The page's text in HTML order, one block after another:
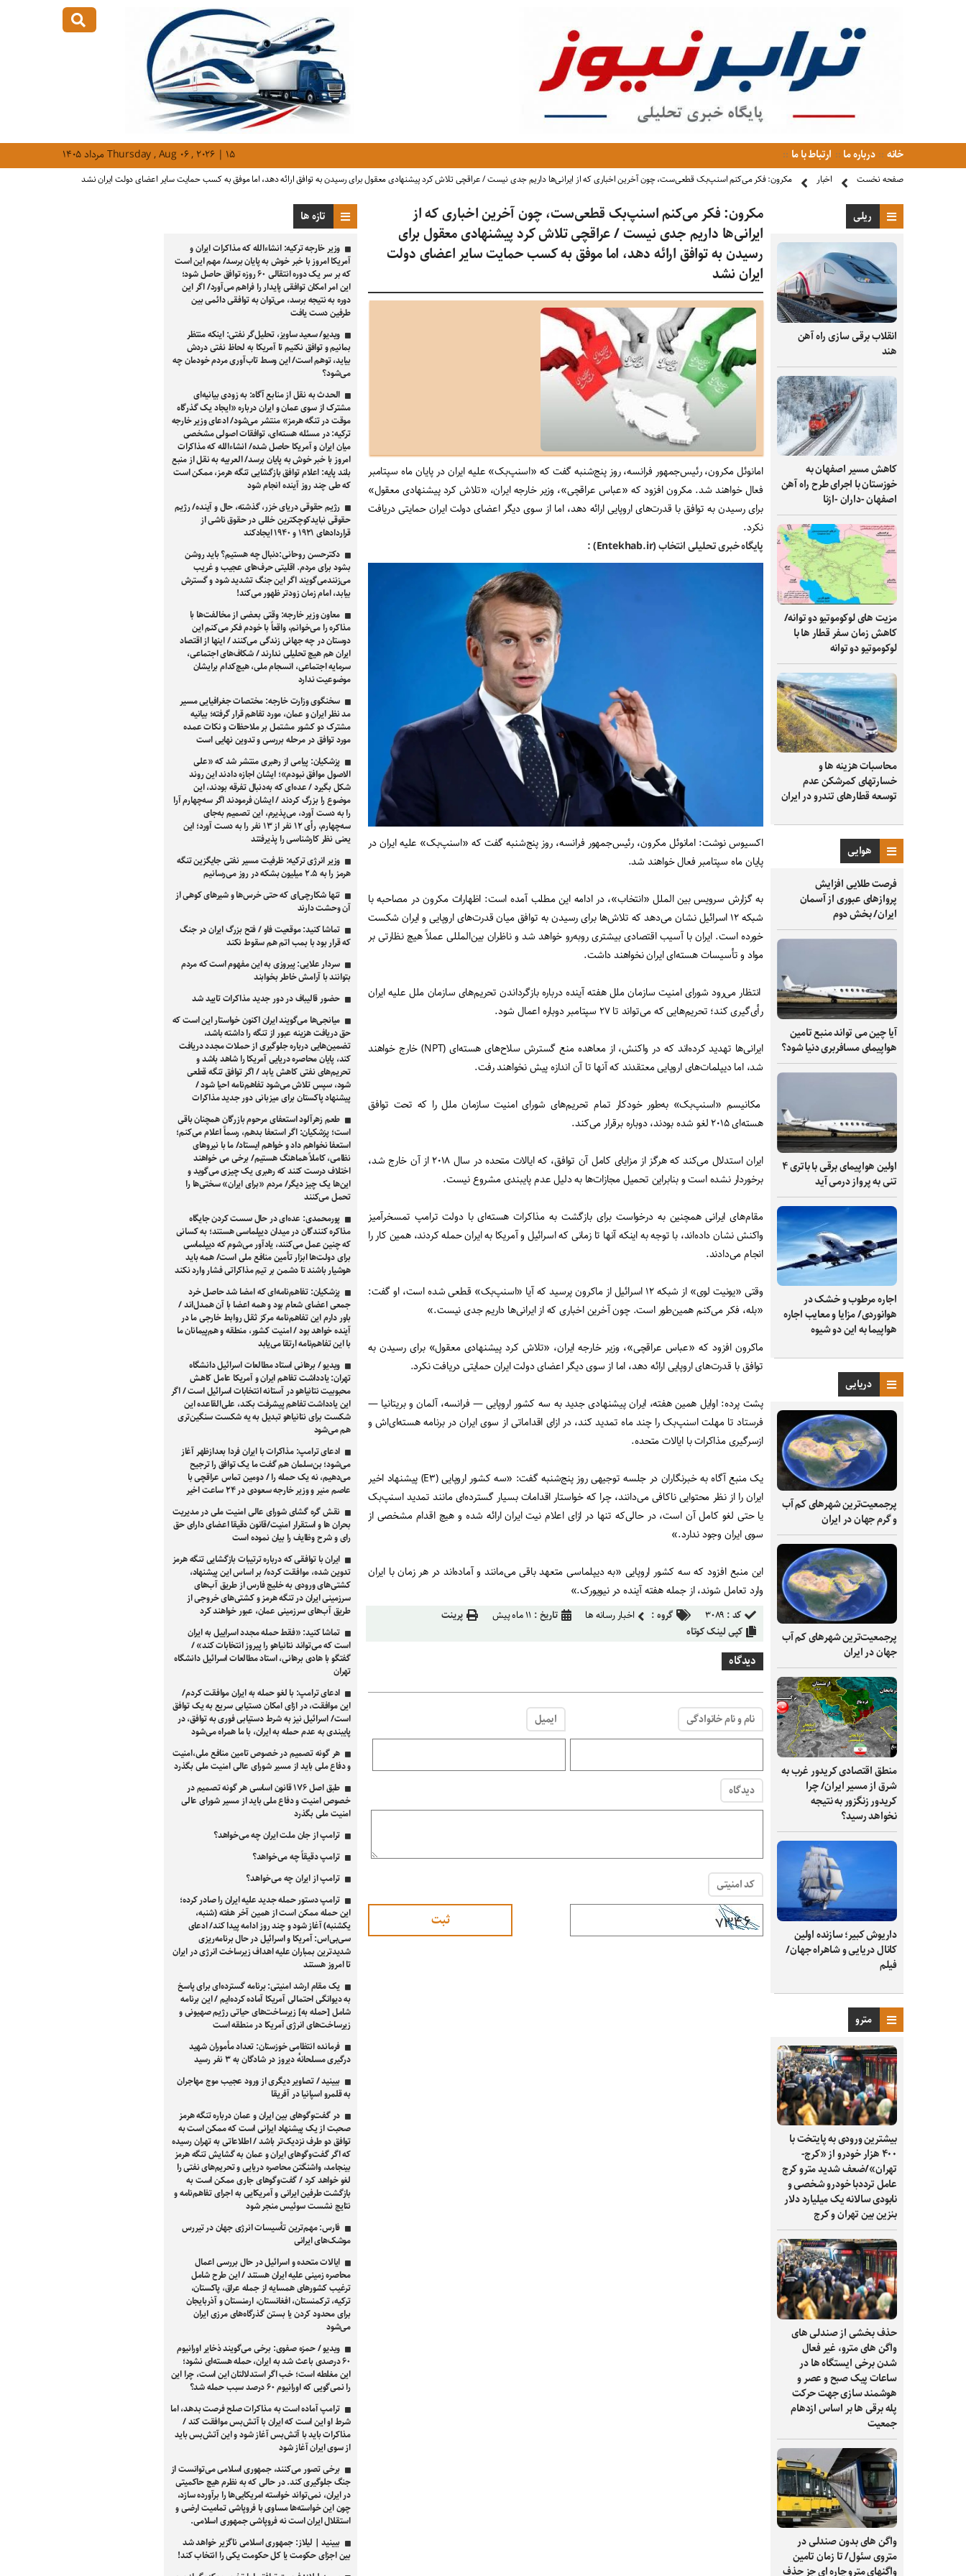
خانه درباره ما ارتباط با ما Thursday , Aug ۰۶ , ۲۰۲۶ | ۱۵ مرداد ۱۴۰۵
صفحه نخست اخبار مکرون: فکر می‌کنم اسنپ‌بک قطعی‌ست، چون آخرین اخباری که از ایرانی‌ها داریم جدی نیست / عراقچی تلاش کرد پیشنهادی معقول برای رسیدن به توافق ارائه دهد، اما موفق به کسب حمایت سایر اعضای دولت ایران نشد
ریلی
انقلاب برقی‌ سازی راه‌ آهن
هند
کاهش مسیر اصفهان به
خوزستان با اجرای طرح راه آهن
اصفهان -داران -ازنا
مزیت های لوکوموتیو دو توانه/
کاهش زمان سفر قطار ها با
لوکوموتیو دو توانه
محاسبات هزینه ها و
خسارتهای کمرشکن عدم
توسعه قطارهای تندرو در ایران
هوایی
فرصت طلایی افزایش
پروازهای عبوری از آسمان
ایران/ بخش دوم
آیا چین می تواند منبع تامین
هواپیمای مسافربری دنیا شود؟
اولین هواپیمای برقی با باتری ۴
تنی به پرواز درمی آید
اجاره مرطوب و خشک در
هوانوردی/ مزایا و معایب اجاره
هواپیما به این دو شیوه
دریایی
پرجمعیت‌ترین شهرهای کم آب
و گرم جهان در ایران
پرجمعیت‌ترین شهرهای کم آب
جهان در ایران
منطق اقتصادی کریدور غرب به
شرق از مسیر ایران/ چرا
کریدور زنگزور به نتیجه
نخواهد رسید؟
داریوش کبیر؛ سازنده اولین
کانال دریایی و شاهراه جهان/
فیلم
مترو
بیشترین ورودی به پایتخت با
۴۰۰ هزار خودرو از «کرج-
تهران»/ضعف شدید مترو کرج
عامل ترددبا خودرو شخصی و
نابودی سالانه یک میلیارد دلار
بنزین بین تهران و کرج
حذف بخشی از صندلی های
واگن های مترو، غیر فعال
شدن برخی ایستگاه ها در
ساعات پیک صبح و عصر و
هوشمند سازی جهت حرکت
پله برقی ها بر اساس ازدهام
جمعیت
واگن های بدون صندلی در
متروی سئول/ تا زمان تامین
واگنهای مترو چاره ای جز حذف
مکرون: فکر می‌کنم اسنپ‌بک قطعی‌ست، چون آخرین اخباری که از
ایرانی‌ها داریم جدی نیست / عراقچی تلاش کرد پیشنهادی معقول برای
رسیدن به توافق ارائه دهد، اما موفق به کسب حمایت سایر اعضای دولت
ایران نشد
امانوئل مکرون، رئیس‌جمهور فرانسه، روز پنج‌شنبه گفت که «اسنپ‌بک» علیه ایران در پایان ماه سپتامبر
فعال خواهند شد. مکرون افزود که «عباس عراقچی»، وزیر خارجه ایران، «تلاش کرد پیشنهادی معقول»
برای رسیدن به توافق با قدرت‌های اروپایی ارائه دهد، اما از سوی دیگر اعضای دولت ایران حمایتی دریافت
نکرد.
پایگاه خبری تحلیلی انتخاب (Entekhab.ir) :
اکسیوس نوشت: امانوئل مکرون، رئیس‌جمهور فرانسه، روز پنج‌شنبه گفت که «اسنپ‌بک» علیه ایران در
پایان ماه سپتامبر فعال خواهند شد.
به گزارش سرویس بین الملل «انتخاب»، در ادامه این مطلب آمده است: اظهارات مکرون در مصاحبه با
شبکه ۱۲ اسرائیل نشان می‌دهد که تلاش‌ها برای رسیدن به توافق میان قدرت‌های اروپایی و ایران شکست
خورده است. ایران با آسیب اقتصادی بیشتری روبه‌رو خواهد شد و ناظران بین‌المللی عملاً هیچ نظارتی بر
مواد و تأسیسات هسته‌ای ایران نخواهند داشت.
انتظار می‌رود شورای امنیت سازمان ملل هفته آینده درباره بازگرداندن تحریم‌های سازمان ملل علیه ایران
رأی‌گیری کند؛ تحریم‌هایی که می‌تواند تا ۲۷ سپتامبر دوباره اعمال شود.
ایرانی‌ها تهدید کرده‌اند که در واکنش، از معاهده منع گسترش سلاح‌های هسته‌ای (NPT) خارج خواهند
شد، اما دیپلمات‌های اروپایی معتقدند که آنها تا آن اندازه پیش نخواهند رفت.
مکانیسم «اسنپ‌بک» به‌طور خودکار تمام تحریم‌های شورای امنیت سازمان ملل را که تحت توافق
هسته‌ای ۲۰۱۵ لغو شده بودند، دوباره برقرار می‌کند.
ایران استدلال می‌کند که هرگز از مزایای کامل آن توافق، که ایالات متحده در سال ۲۰۱۸ از آن خارج شد،
برخوردار نشده است و بنابراین تحمیل مجازات‌ها به دلیل عدم پایبندی مشروع نیست.
مقام‌های ایرانی همچنین به درخواست برای بازگشت به مذاکرات هسته‌ای با دولت ترامپ تمسخرآمیز
واکنش نشان داده‌اند، با توجه به اینکه آنها تا زمانی که اسرائیل و آمریکا به ایران حمله کردند، همین کار را
انجام می‌دادند.
وقتی «یونیت لوی» از شبکه ۱۲ اسرائیل از ماکرون پرسید که آیا «اسنپ‌بک» قطعی شده است، او گفت:
«بله، فکر می‌کنم همین‌طور است. چون آخرین اخباری که از ایرانی‌ها داریم جدی نیست.»
ماکرون افزود که «عباس عراقچی»، وزیر خارجه ایران، «تلاش کرد پیشنهادی معقول» برای رسیدن به
توافق با قدرت‌های اروپایی ارائه دهد، اما از سوی دیگر اعضای دولت ایران حمایتی دریافت نکرد.
پشت پرده: اوایل همین هفته، ایران پیشنهادی جدید به سه کشور اروپایی — فرانسه، آلمان و بریتانیا —
فرستاد تا مهلت اسنپ‌بک را چند ماه تمدید کند، در ازای اقداماتی از سوی ایران در برنامه هسته‌ای‌اش و
ازسرگیری مذاکرات با ایالات متحده.
یک منبع آگاه به خبرنگاران در جلسه توجیهی روز پنج‌شنبه گفت: «سه کشور اروپایی (E۳) پیشنهاد اخیر
ایران را از نظر محتوایی ناکافی می‌دانند، چرا که خواستار اقدامات بسیار گسترده‌ای مانند تمدید اسنپ‌بک
یا حتی لغو کامل آن است، در حالی‌که تنها در ازای اعلام نیت ایران ارائه شده و هیچ اقدام مشخصی از
سوی ایران وجود ندارد.»
این منبع افزود که سه کشور اروپایی «به دیپلماسی متعهد باقی می‌مانند و آماده‌اند در هر زمان با ایران
وارد تعامل شوند، از جمله هفته آینده در نیویورک.»
کد : ۳۰۸۹ گروه : اخبار رسانه ها تاریخ : ۱۱ ماه پیش
پرینت
کپی لینک کوتاه
دیدگاه
نام و نام خانوادگی ایمیل
دیدگاه
کد امنیتی
تازه ها
وزیر خارجه ترکیه: انشاءالله که مذاکرات ایران و
آمریکا امروز با خبر خوش به پایان برسد/ مهم این است
که بر سر یک دوره انتقالی ۶۰ روزه توافق حاصل شود؛
این امر امکان توافقی پایدار را فراهم می‌آورد/ اگر این
دوره به نتیجه برسد، می‌توان به توافقی دائمی بین
طرفین دست یافت
ویدیو/ سعید ساویز، تحلیل‌گر نفتی: اینکه منتظر
بمانیم و توافق نکنیم تا آمریکا به لحاظ نفتی دردش
بیاید، توهم است/ این وسط تاب‌آوری مردم خودمان چه
می‌شود؟
الحدث به نقل از منابع آگاه: به زودی بیانیه‌ای
مشترک از سوی عمان و ایران درباره «ایجاد یک گذرگاه
موقت در تنگه هرمز» منتشر می‌شود/ ادعای وزیر خارجه
ترکیه: در مسئله هسته‌ای، توافقات اصولی مشخصی
میان ایران و آمریکا حاصل شده/ انشاءالله که مذاکرات
امروز با خبر خوش به پایان برسد/ العربیه به نقل از منبع
بلند پایه: اعلام توافق بازگشایی تنگه هرمز، ممکن است
که طی چند روز آینده انجام شود
رژیم حقوقی دریای خزر، گذشته، حال و آینده/ رژیم
حقوقی نبایدکوچکترین خللی در حقوق ناشی از
قراردادهای ۱۹۲۱ و ۱۹۴۰ ایجادکند
دکترحسن روحانی:دنبال چه هستیم؟ باید روشن
بشود برای مردم. اقلیتی حرف‌های عجیب و غریب
می‌زنندمی‌گویند اگر این جنگ تشدید شود و گسترش
بیابد، امام زمان زودتر ظهور می‌کند!
معاون وزیر خارجه: وقتی بعضی از مخالفت‌ها با
مذاکره را می‌خوانم، واقعاً با خودم فکر می‌کنم این
دوستان در چه جهانی زندگی می‌کنند / اینها از اقتصاد
ایران هم هیچ تحلیلی ندارند / شکاف‌های اجتماعی،
سرمایه اجتماعی، انسجام ملی، هیچ‌کدام برایشان
موضوعیت ندارد
سخنگوی وزارت خارجه: مختصات جغرافیایی مسیر
مد نظر ایران و عمان، مورد تفاهم قرار گرفته؛ بیانیه
مشترک دو کشور مشتمل بر ملاحظات و نکات عمده
مورد توافق در مرحله بررسی و تدوین نهایی است
پزشکیان: پیامی از رهبری منتشر شد که «علی
الاصول موافق نبودم»؛ ایشان اجازه دادند این روند
شکل بگیرد / عده‌ای که به‌دنبال تفرقه بودند، این
موضوع را بزرگ کردند / ایشان فرمودند اگر سه‌چهارم آرا
را به دست آورد، می‌پذیرم، این تصمیم به‌جای
سه‌چهارم، رأی ۱۲ نفر از ۱۳ نفر را به دست آورد؛ این
یعنی نظر کارشناسی را پذیرفتند
وزیر انرژی ترکیه: ظرفیت مسیر نفتی جایگزین تنگه
هرمز را به ۲.۵ میلیون بشکه در روز می‌رسانیم
تنها شکارچی‌ای که حتی خرس‌ها و شیرهای کوهی از
آن وحشت دارند
تماشا کنید: موقعیت فاو / فتح بزرگ ایران در جنگ
که قرار بود با بمب اتم هم سقوط نکند
سردار علایی: پیروزی به این مفهوم است که مردم
بتوانند با آرامش خاطر بخوابند
حضور قالیباف در دور جدید مذاکرات تایید شد
میانجی‌ها می‌گویند ایران اکنون خواستار این است که
حق دریافت هزینه عبور از تنگه را داشته باشد،
تضمین‌هایی درباره جلوگیری از حملات مجدد دریافت
کند، پایان محاصره دریایی آمریکا را شاهد باشد و
تحریم‌های نفتی کاهش یابد / اگر توافق تنگه قطعی
شود، سپس تلاش می‌شود تفاهم‌نامه احیا شود /
پیشنهاد پاکستان برای میزبانی دور جدید مذاکرات
طعم زهرآلود استعفای مرحوم بازرگان همچنان باقی
است؛ پزشکیان: اگر استعفا بدهم، رسماً اعلام می‌کنم؛
استعفا نخواهم داد و خواهم ایستاد/ ما با نیروهای
نظامی، کاملاً هماهنگ هستیم/ برخی می خواهند
اختلاف درست کنند که رهبری یک چیزی می‌گوید و
این‌ها یک چیز دیگر/ مردم «برای ایران» سختی‌ها را
تحمل می‌کنند
پورمحمدی: عده‌ای در حال سست کردن جایگاه
مذاکره کنندگان در میدان دیپلماسی هستند؛ به کسانی
که چنین عمل می‌کنند، یادآور می‌شوم که دیپلماسی
برای دولت‌ها ابزار تأمین منافع ملی است/ همه باید
هوشیار باشند تا دشمن بر تیم مذاکراتی فشار وارد نکند
پزشکیان: تفاهم‌نامه‌ای که امضا شد حاصل خرد
جمعی اعضای شعام بود و همه اعضا با آن همدل‌اند /
باور دارم این تفاهم‌نامه مرکز ثقل روابط خارجی ما در
آینده خواهد بود / امنیت کشور، منطقه و هم‌پیمانان ما
با این تفاهم‌نامه ارتقا می‌یابد
ویدیو / برهانی استاد مطالعات اسرائیل دانشگاه
تهران: یادداشت تفاهم ایران و آمریکا عامل کاهش
محبوبیت نتانیاهو در آستانه انتخابات اسرائیل است / اگر
این یادداشت تفاهم پیشرفت بکند، علی‌القاعده این
شکست برای نتانیاهو تبدیل به یه شکست سنگین‌تری
هم می‌شود
ادعای ترامپ: مذاکرات با ایران فردا بعدازظهر آغاز
می‌شود؛ بن‌سلمان هم گفت ما یک توافق را ترجیح
می‌دهیم، نه یک حمله را / دومین تماس عراقچی با
عاصم منیر و وزیر خارجه سعودی در ۲۴ ساعت اخیر
نقش گره گشای شورای عالی امنیت ملی در مدیریت
بحران ها و استقرار امنیت/قانون دقیقا اعضای دارای حق
رای و شرح وظایف را بیان نموده است
ایران با توافقی که درباره ترتیبات بازگشایی تنگه هرمز
تدوین شده، موافقت کرده/ بر اساس این پیشنهاد،
کشتی‌های ورودی به خلیج فارس از طریق آب‌های
سرزمینی ایران در تنگه هرمز و کشتی‌های خروجی از
طریق آب‌های سرزمینی عمان، عبور خواهند کرد
تماشا کنید: «فقط حمله مجدد اسراییل به ایران
است که می‌تواند نتانیاهو را پیروز انتخابات کند» /
گفتگو با هادی برهانی، استاد مطالعات اسرائیل دانشگاه
تهران
ادعای ترامپ: با لغو حمله به ایران موافقت کردم/
این موافقت، در ازای امکان دستیابی سریع به یک توافق
است/ اسرائیل نیز به شرط دستیابی فوری به توافق، در
پایبندی به عدم حمله به ایران، با ما همراه می‌شود
هر گونه تصمیم در خصوص تامین منافع ملی،امنیت
و دفاع ملی باید از مسیر شورای عالی امنیت ملی بگذرد
طبق اصل ۱۷۶ قانون اساسی هر گونه تصمیم در
خصوص امنیت و دفاع ملی باید از مسیر شورای عالی
امنیت ملی بگذرد
ترامپ از جان ملت ایران چه می‌خواهد؟
ترامپ دقیقاً چه می‌خواهد؟
ترامپ از ایران چه می‌خواهد؟
ترامپ دستور حمله جدید علیه ایران را صادر کرده؛
این حمله ممکن است از همین آخر هفته (شنبه،
یکشنبه) آغاز شود و چند روز ادامه پیدا کند/ ادعای
سی‌بی‌اس: آمریکا و اسرائیل در حال برنامه‌ریزی
شدیدترین بمباران علیه اهداف زیرساخت انرژی در ایران
تا امروز هستند
یک مقام ارشد امنیتی: برنامه گسترده‌ای برای پاسخ
به دیوانگی احتمالی آمریکا آماده کرده‌ایم / این برنامه
شامل [حمله به] زیرساخت‌های حیاتی رژیم صهیونی و
زیرساخت‌های انرژی آمریکا در منطقه است
فرمانده انتظامی خوزستان: تعداد مأموران شهید
درگیری مسلحانهٔ دیروز در شادگان به ۳ نفر رسید
ببینید / تصاویر دیگری از ورود عجیب موج مهاجران
به قلمرو اسپانیا در آفریقا
در گفت‌وگوهای بین ایران و عمان درباره تنگه هرمز
صحبت از یک پیشنهاد ایرانی است که ممکن است به
توافق دو طرف نزدیک‌تر باشد / اطلاعاتی به تهران رسیده
که اگر گفت‌وگوهای ایران و عمان به گشایش تنگه هرمز
بینجامد، واشنگتن محاصره دریایی و تحریم‌های نفتی را
لغو خواهد کرد / گفت‌وگوهای جاری ممکن است به
بازگشت طرفین ایرانی و آمریکایی به اجرای تفاهم‌نامه و
نتایج نشست سوئیس منجر شود
فارس: مهم‌ترین تأسیسات انرژی جهان در تیررس
موشک‌های ایرانی
ایالات متحده و اسرائیل در حال بررسی اعمال
محاصره زمینی علیه ایران هستند / این طرح شامل
ترغیب کشور‌های همسایه از جمله عراق، پاکستان،
ترکیه، ترکمنستان، افغانستان، ارمنستان و آذربایجان
برای محدود کردن یا بستن گذرگاه‌های مرزی ایران
می‌شود
ویدیو / حمزه صفوی: برخی می‌گویند ذخایر اورانیوم
۶۰ درصدی باعث شد به ایران، حمله هسته‌ای نشود؛
این مغلطه است؛ خب اگر استدلالتان این است، چرا این
را نمی‌گویی که اورانیوم ۶۰ درصد سبب حمله شد؟
ترامپ آماده است به مذاکرات صلح فرصت بدهد، اما
شرط او این است که ایران با آتش‌بس موافقت کند /
مذاکرات باید با آتش‌بس آغاز شود و این آتش‌بس باید
از سوی ایران آغاز شود
برخی تصور می‌کنند، جمهوری اسلامی می‌توانست از
جنگ جلوگیری کند. در حالی که به نظرم هیچ حاکمیتی
در ایران، نمی‌تواند خواسته امریکایی‌ها را برآورده سازد،
چون این خواسته‌ها مساوی با فروپاشی تمامیت ارضی و
استقلال ایران است نه فروپاشی جمهوری اسلامی.
ببینید | لیلاز: جمهوری اسلامی ناگزیر خواهد شد
بین اجزای حکومت یا کل حکومت یکی را انتخاب کند!